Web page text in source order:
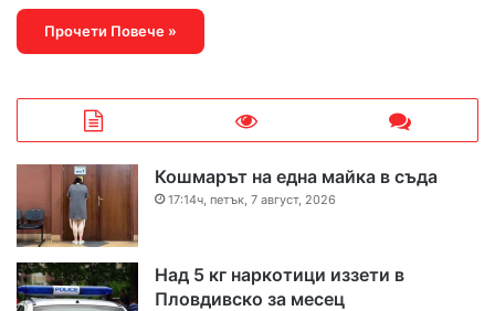
Прочети Повече »
Кошмарът на една майка в съда
17:14ч, петък, 7 август, 2026
Над 5 кг наркотици иззети в
Пловдивско за месец